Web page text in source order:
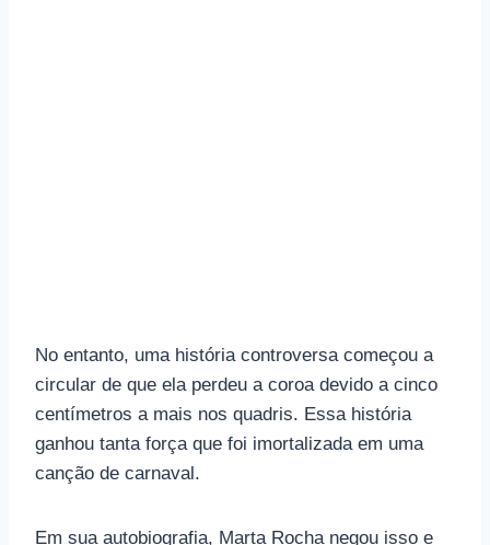
No entanto, uma história controversa começou a
circular de que ela perdeu a coroa devido a cinco
centímetros a mais nos quadris. Essa história
ganhou tanta força que foi imortalizada em uma
canção de carnaval.
Em sua autobiografia, Marta Rocha negou isso e